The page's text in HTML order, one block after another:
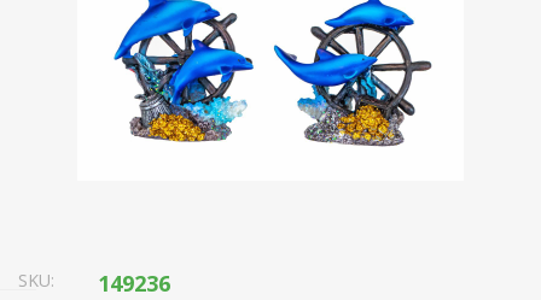
SKU: 149236